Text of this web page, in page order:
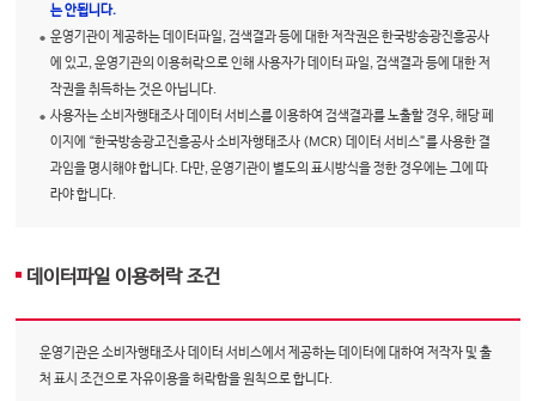
는 안됩니다.
운영기관이 제공하는 데이터파일, 검색결과 등에 대한 저작권은 한국방송광진흥공사
에 있고, 운영기관의 이용허락으로 인해 사용자가 데이터 파일, 검색결과 등에 대한 저
작권을 취득하는 것은 아닙니다.
사용자는 소비자행태조사 데이터 서비스를 이용하여 검색결과를 노출할 경우, 해당 페
이지에 “한국방송광고진흥공사 소비자행태조사 (MCR) 데이터 서비스”를 사용한 결
과임을 명시해야 합니다. 다만, 운영기관이 별도의 표시방식을 정한 경우에는 그에 따
라야 합니다.
데이터파일 이용허락 조건
운영기관은 소비자행태조사 데이터 서비스에서 제공하는 데이터에 대하여 저작자 및 출
처 표시 조건으로 자유이용을 허락함을 원칙으로 합니다.